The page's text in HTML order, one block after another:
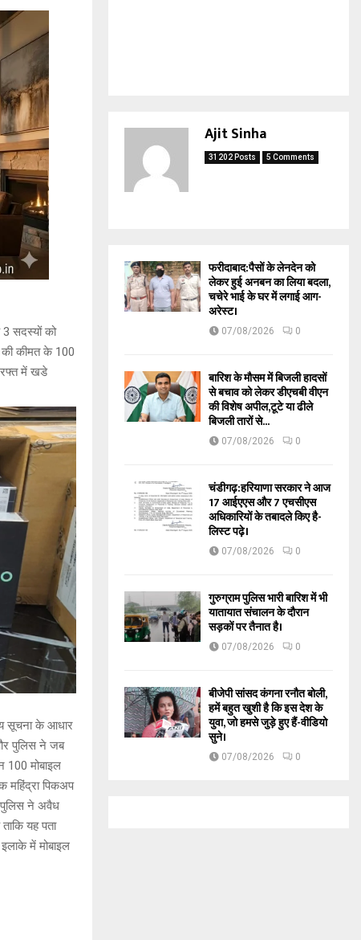
3 सदस्यों को
की कीमत के 100
में खडे
सूचना के आधार
पुलिस ने जब
100 मोबाइल
महिंद्रा पिकअप
पुलिस ने अवैध
यह पता
में मोबाइल
Ajit Sinha
31202 Posts 5 Comments
फरीदाबाद:पैसों के लेनदेन को
लेकर हुई अनबन का लिया बदला,
चचेरे भाई के घर में लगाई आग-
अरेस्ट।
07/08/2026 0
बारिश के मौसम में बिजली हादसों
से बचाव को लेकर डीएचबी वीएन
की विशेष अपील,टूटे या ढीले
बिजली तारों से...
07/08/2026 0
चंडीगढ़:हरियाणा सरकार ने आज
17 आईएएस और 7 एचसीएस
अधिकारियों के तबादले किए है-
लिस्ट पढ़े।
07/08/2026 0
गुरुग्राम पुलिस भारी बारिश में भी
यातायात संचालन के दौरान
सड़कों पर तैनात है।
07/08/2026 0
बीजेपी सांसद कंगना रनौत बोली,
हमें बहुत खुशी है कि इस देश के
युवा, जो हमसे जुड़े हुए हैं-वीडियो
सुने।
07/08/2026 0